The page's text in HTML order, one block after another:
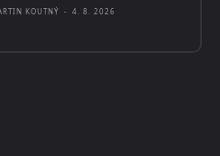
KOUTNÝ - 4. 8. 2026